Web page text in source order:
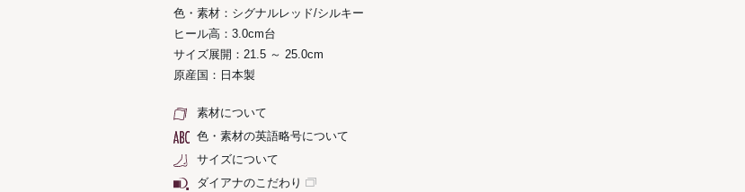
色・素材：シグナルレッド/シルキー
ヒール高：3.0cm台
サイズ展開：21.5 ～ 25.0cm
原産国：日本製
素材について
色・素材の英語略号について
サイズについて
ダイアナのこだわり